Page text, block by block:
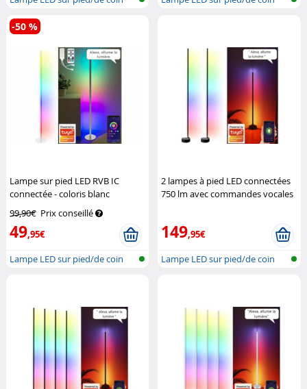
réseau s...
Lampe sur pied LED RVB IC
connectée - coloris blanc
Luminea Home Control
99,90€ Prix conseillé
49,95€
-50 %
Lampe LED sur pied/de coin
2 lampes à pied LED connectées
750 lm avec commandes vocales
149,95€
Lampe LED sur pied/de coin